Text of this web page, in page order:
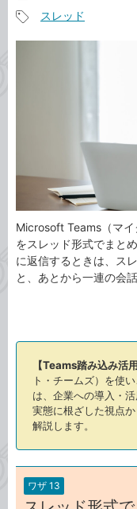
事
カ
スレッド
Microsoft Teams（マイ
をスレッド形式でまと
に返信するときは、ス
と、あとから一連の会
【Teams踏み込み活用
ト・チームズ）を使
は、企業への導入・
実態に根ざした視点
解説します。
ワザ 13